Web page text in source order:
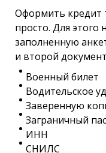
Оформить кредит
просто. Для этого
заполненную
и второй
Военный билет
Водительское
Заверенную
Заграничный
ИНН
СНИЛС